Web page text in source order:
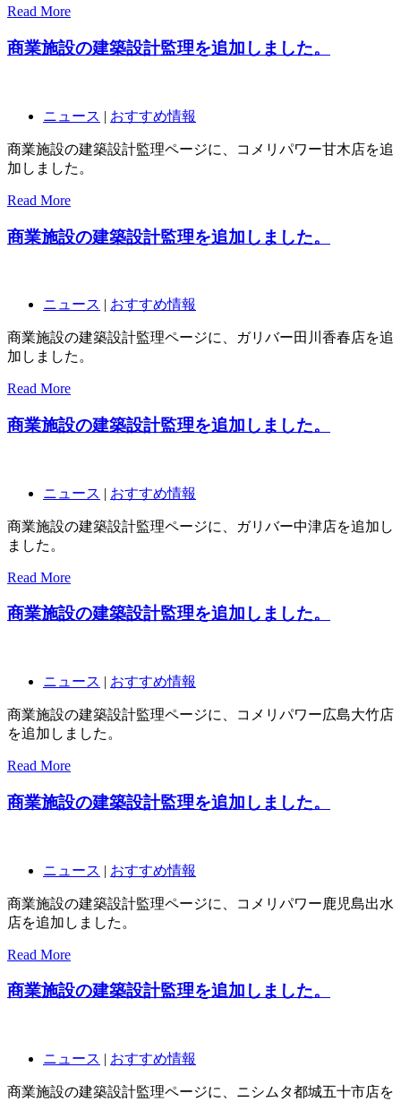
Read More
商業施設の建築設計監理を追加しました。
ニュース | おすすめ情報
商業施設の建築設計監理ページに、コメリパワー甘木店を追
加しました。
Read More
商業施設の建築設計監理を追加しました。
ニュース | おすすめ情報
商業施設の建築設計監理ページに、ガリバー田川香春店を追
加しました。
Read More
商業施設の建築設計監理を追加しました。
ニュース | おすすめ情報
商業施設の建築設計監理ページに、ガリバー中津店を追加し
ました。
Read More
商業施設の建築設計監理を追加しました。
ニュース | おすすめ情報
商業施設の建築設計監理ページに、コメリパワー広島大竹店
を追加しました。
Read More
商業施設の建築設計監理を追加しました。
ニュース | おすすめ情報
商業施設の建築設計監理ページに、コメリパワー鹿児島出水
店を追加しました。
Read More
商業施設の建築設計監理を追加しました。
ニュース | おすすめ情報
商業施設の建築設計監理ページに、ニシムタ都城五十市店を